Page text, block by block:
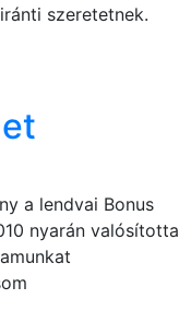
szeretetnek.
a lendvai Bonus
nyarán valósította